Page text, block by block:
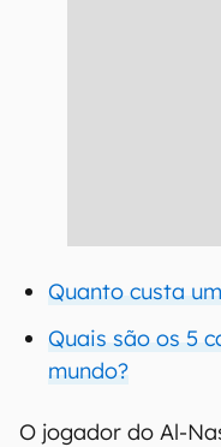
Quanto custa
Quais são os 5
mundo?
O jogador do Al-